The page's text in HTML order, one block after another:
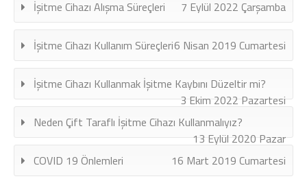
İşitme Cihazı Alışma Süreçleri 7 Eylül 2022 Çarşamba
İşitme Cihazı Kullanım Süreçleri6 Nisan 2019 Cumartesi
İşitme Cihazı Kullanmak İşitme Kaybını Düzeltir mi?
3 Ekim 2022 Pazartesi
Neden Çift Taraflı İşitme Cihazı Kullanmalıyız?
13 Eylül 2020 Pazar
COVID 19 Önlemleri
16 Mart 2019 Cumartesi